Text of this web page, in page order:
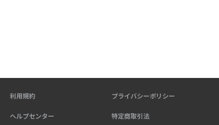
利用規約 プライバシーポリシー
ヘルプセンター 特定商取引法